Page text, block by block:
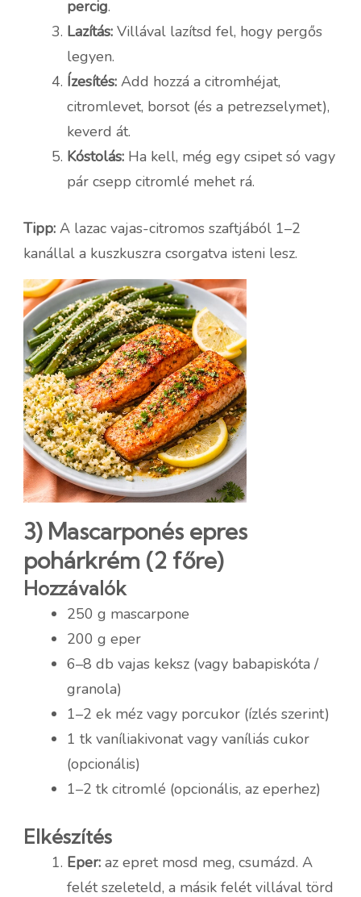
percig.
Lazítás: Villával lazítsd fel, hogy pergős
legyen.
Ízesítés: Add hozzá a citromhéjat,
citromlevet, borsot (és a petrezselymet),
keverd át.
Kóstolás: Ha kell, még egy csipet só vagy
pár csepp citromlé mehet rá.
Tipp: A lazac vajas-citromos szaftjából 1–2
kanállal a kuszkuszra csorgatva isteni lesz.
3) Mascarponés epres
pohárkrém (2 főre)
Hozzávalók
250 g mascarpone
200 g eper
6–8 db vajas keksz (vagy babapiskóta /
granola)
1–2 ek méz vagy porcukor (ízlés szerint)
1 tk vaníliakivonat vagy vaníliás cukor
(opcionális)
1–2 tk citromlé (opcionális, az eperhez)
Elkészítés
Eper: az epret mosd meg, csumázd. A
felét szeleteld, a másik felét villával törd